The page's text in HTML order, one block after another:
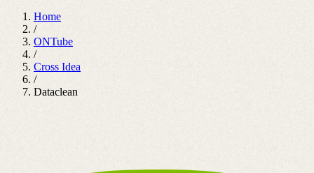
Home
/
ONTube
/
Cross Idea
/
Dataclean